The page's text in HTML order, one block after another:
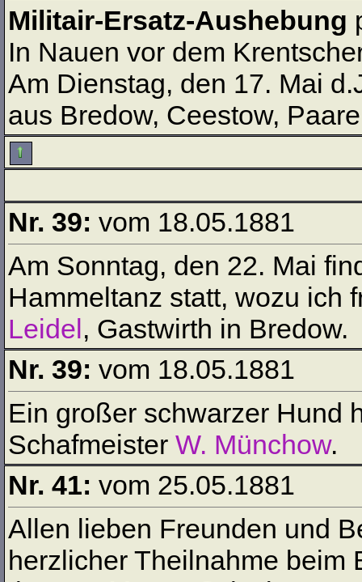
Militair-Ersatz-Aushebung
In Nauen vor dem
Am Dienstag, den 17. Mai
aus Bredow, Ceestow,
Nr. 39: vom 18.05.1881
Am Sonntag, den 22. Mai
Hammeltanz statt, wozu ich
Leidel, Gastwirth in Bredow.
Nr. 39: vom 18.05.1881
Ein großer schwarzer Hund
Schafmeister W. Münchow.
Nr. 41: vom 25.05.1881
Allen lieben Freunden und
herzlicher Theilnahme beim